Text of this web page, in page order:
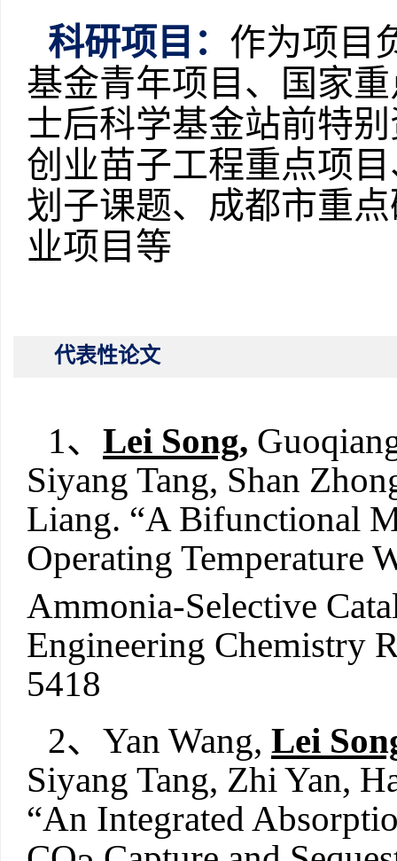
科研项目： 作为项目
基金青年项目、国家
士后科学基金站前特
创业苗子工程重点项
划子课题、成都市重
业项目等
代表性论文
1、 Lei Song,
Siyang Tang, Shan
Liang. “A Bifunctional
Operating Temperature
Ammonia-Selective
Engineering Chemistry
5418
2、Yan Wang, Lei
Siyang Tang, Zhi Yan,
“An Integrated